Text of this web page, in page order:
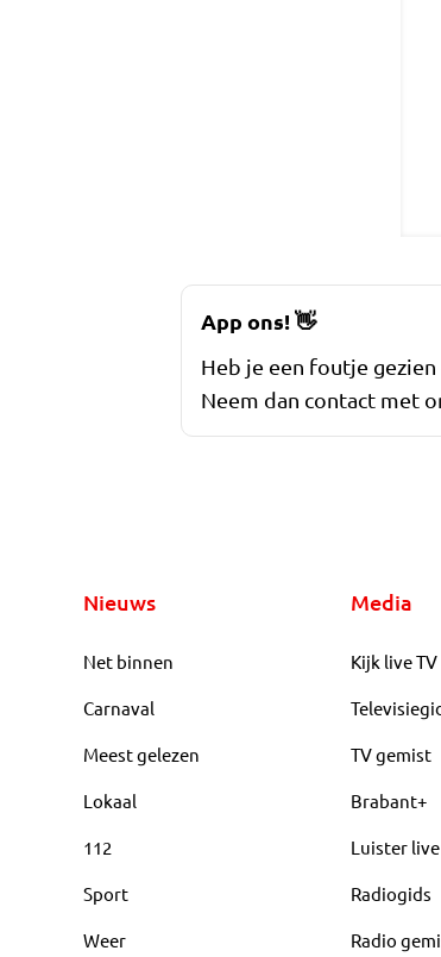
App ons!👋
Heb je een foutje
Neem dan contact met
Nieuws
Net binnen
Carnaval
Meest gelezen
Lokaal
112
Sport
Weer
Media
Kijk live TV
TV gemist
Brabant+
Luister
Radiogids
Radio